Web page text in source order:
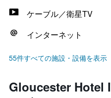
ケーブル／衛星TV
インターネット
55件すべての施設・設備を表示
Gloucester Hotel